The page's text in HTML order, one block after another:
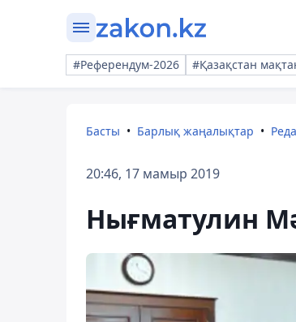
#Референдум-2026 #Қазақстан
Басты Барлық жаңалықтар
20:46, 17 мамыр 2019
Нығматулин